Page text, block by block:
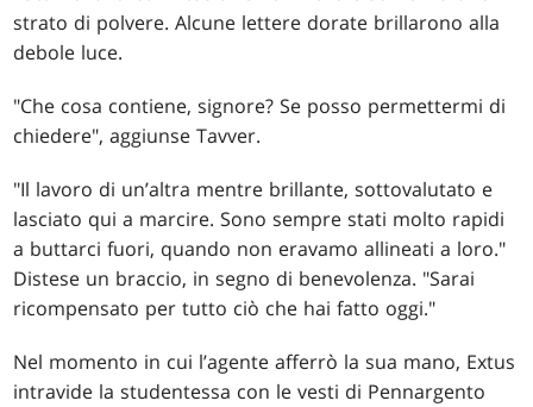
strato di polvere. Alcune lettere dorate brillarono alla
debole luce.
"Che cosa contiene, signore? Se posso permettermi di
chiedere", aggiunse Tavver.
"Il lavoro di un’altra mentre brillante, sottovalutato e
lasciato qui a marcire. Sono sempre stati molto rapidi
a buttarci fuori, quando non eravamo allineati a loro."
Distese un braccio, in segno di benevolenza. "Sarai
ricompensato per tutto ciò che hai fatto oggi."
Nel momento in cui l’agente afferrò la sua mano, Extus
intravide la studentessa con le vesti di Pennargento